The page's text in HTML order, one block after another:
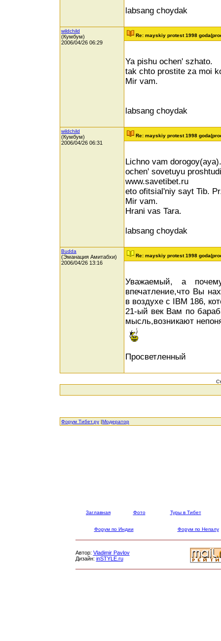
labsang choydak
wildchild
(Кумбум)
2006/04/26 06:29
Re: mayskiy protest 1998
Ya pishu ochen' szhato.
tak chto prostite za moi
Mir vam.
labsang choydak
wildchild
(Кумбум)
2006/04/26 06:31
Re: mayskiy protest 1998
Lichno vam dorogoy(aya).
ochen' sovetuyu
www.savetibet.ru
eto ofitsial'niy sayt Tib.
Mir vam.
Hrani vas Tara.
labsang choydak
Budda
(Эманация Амитабхи)
2006/04/26 13:16
Re: mayskiy protest 1998
Уважаемый, а
впечатление,что Вы
в воздухе с IBM 186,
21-ый век Вам по
мысль,возникают
Просветленный
Форум Тибет.ру |Модератор
Заглавная Фото Туры в Тибет
Форум по Индии Форум по Непалу
Автор: Vladimir Pavlov
Дизайн: inSTYLE.ru